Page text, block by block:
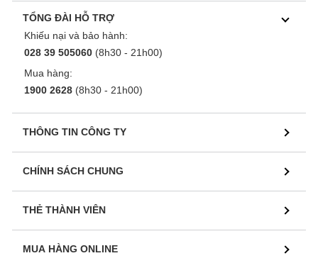
TỔNG ĐÀI HỖ TRỢ
Khiếu nại và bảo hành:
028 39 505060 (8h30 - 21h00)
Mua hàng:
1900 2628 (8h30 - 21h00)
THÔNG TIN CÔNG TY
CHÍNH SÁCH CHUNG
THẺ THÀNH VIÊN
MUA HÀNG ONLINE